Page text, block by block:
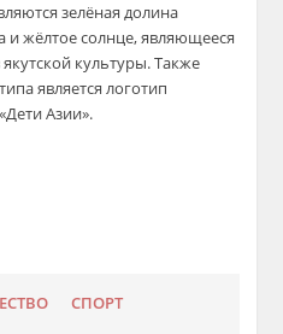
зелёная долина
и жёлтое солнце, являющееся
культуры. Также
является логотип
Азии».
СПОРТ